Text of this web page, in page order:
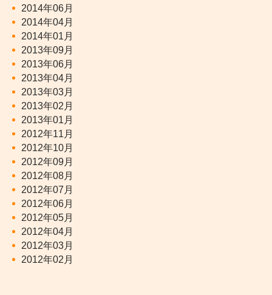
2014年06月
2014年04月
2014年01月
2013年09月
2013年06月
2013年04月
2013年03月
2013年02月
2013年01月
2012年11月
2012年10月
2012年09月
2012年08月
2012年07月
2012年06月
2012年05月
2012年04月
2012年03月
2012年02月